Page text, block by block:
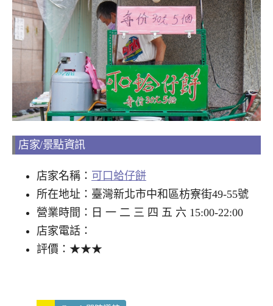
店家/景點資訊
店家名稱： 可口蛤仔餅
所在地址：臺灣新北市中和區枋寮街49-55號
營業時間：日 一 二 三 四 五 六 15:00-22:00
店家電話：
評價：★★★